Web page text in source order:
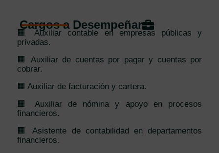
Cargos a Desempeñar
🟧 Auxiliar contable en empresas públicas y
privadas.
🟧 Auxiliar de cuentas por pagar y cuentas por
cobrar.
🟧 Auxiliar de facturación y cartera.
🟧 Auxiliar de nómina y apoyo en procesos
financieros.
🟧 Asistente de contabilidad en departamentos
financieros.